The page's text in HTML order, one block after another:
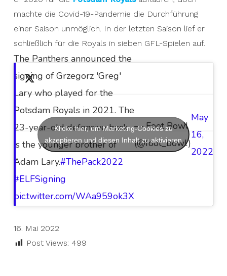
machte die Covid-19-Pandemie die Durchführung
einer Saison unmöglich. In der letzten Saison lief er
schließlich für die Royals in sieben GFL-Spielen auf.
The Panthers announced the
signing of Grzegorz 'Greg'
Lary who played for the
Potsdam Royals in 2021. The
23-year-old defensive back
is the younger brother of
Adam Lary.#ThePack2022
#ELFSigning
pic.twitter.com/WAa959ok3X
— Foot Bowl
(@foot_bowl)
May
16,
2022
Klicke hier, um Marketing-Cookies zu
akzeptieren und diesen Inhalt zu aktivieren
16. Mai 2022
Post Views: 499